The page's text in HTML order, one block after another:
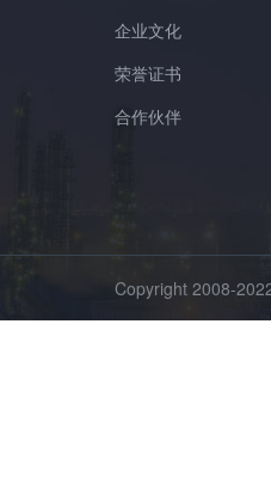
企业文化
荣誉证书
合作伙伴
Copyright 2008-